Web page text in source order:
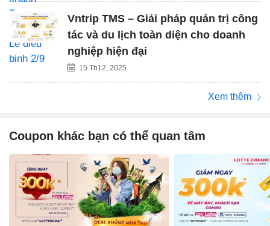
Vntrip TMS – Giải pháp quản trị công
tác và du lịch toàn diện cho doanh
nghiệp hiện đại
15 Th12, 2025
Xem thêm
Coupon khác bạn có thể quan tâm